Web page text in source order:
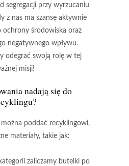
segregacji przy wyrzucaniu
z nas ma szansę aktywnie
ochrony środowiska oraz
negatywnego wpływu.
odegrać swoją rolę w tej
misji!
nadają się do
poddać recyklingowi,
materiały, takie jak:
zaliczamy butelki po